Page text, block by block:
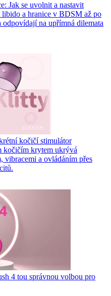
Jak se uvolnit a nastavit
libido a hranice v BDSM až po
na upřímná dilemata
kočičí stimulátor
kočičím krytem ukrývá
vibracemi a ovládáním přes
4 tou správnou volbou pro